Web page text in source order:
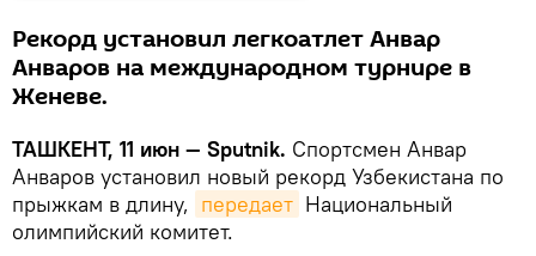
Рекорд установил легкоатлет Анвар
Анваров на международном турнире в
Женеве.
ТАШКЕНТ, 11 июн — Sputnik. Спортсмен Анвар
Анваров установил новый рекорд Узбекистана по
прыжкам в длину, передает Национальный
олимпийский комитет.